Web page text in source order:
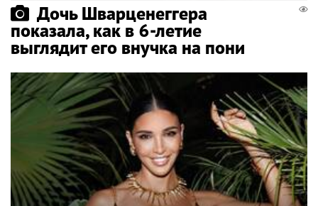
Дочь Шварценеггера
показала, как в 6-летие
выглядит его внучка на пони